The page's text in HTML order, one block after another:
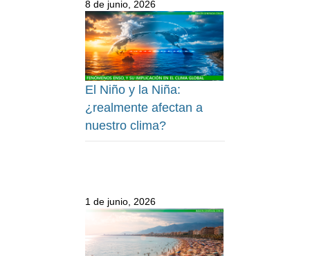
8 de junio, 2026
El Niño y la Niña:
¿realmente afectan a
nuestro clima?
1 de junio, 2026